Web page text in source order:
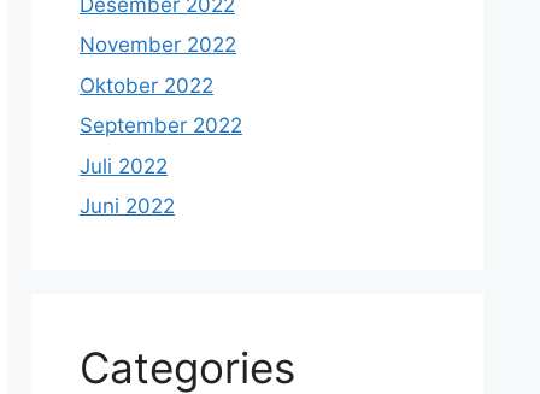
November 2022
Oktober 2022
September 2022
Juli 2022
Juni 2022
Categories